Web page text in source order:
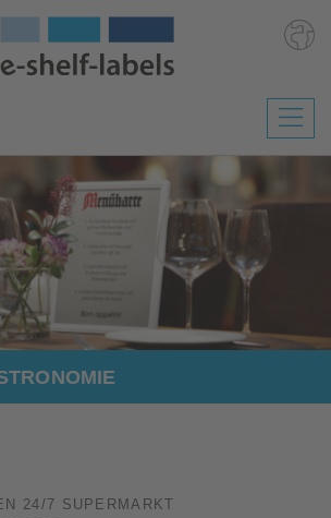
Polski
24/7 SUPERMARKT